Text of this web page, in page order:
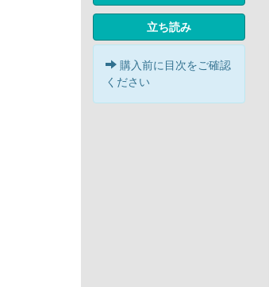
立ち読み
購入前に目次をご確認
ください